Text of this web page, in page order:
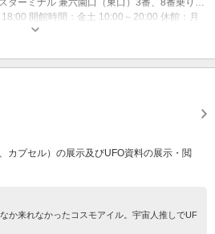
開館時間：金土 10:00～20:00 休館：月
休館：年末年始
カプセル）の展示及びUFO資料の展示・閲
か来れなかったコスモアイル。宇宙人推しでUF